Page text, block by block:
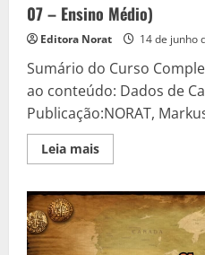
07 – Ensino Médio)
Editora Norat 14 de junho
Sumário do Curso
ao conteúdo: Dados de
Publicação:NORAT,
Leia maisRead
more
e
Relativismo
Cultural
(História
–